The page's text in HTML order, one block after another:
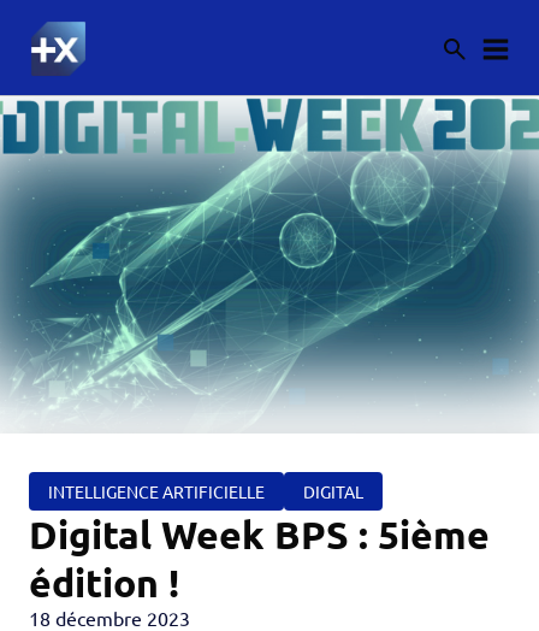
INTELLIGENCE ARTIFICIELLE DIGITAL
Digital Week BPS : 5ième
édition !
18 décembre 2023